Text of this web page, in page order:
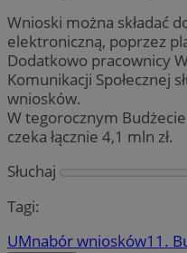
Wnioski można składać
elektroniczną, poprzez
Dodatkowo pracownicy
Komunikacji Społecznej
wniosków.
W tegorocznym
czeka łącznie 4,1 mln zł.
Słuchaj
Tagi:
UMnabór wniosków11.